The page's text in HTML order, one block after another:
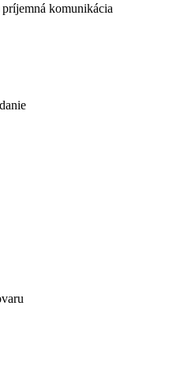
komunikácia